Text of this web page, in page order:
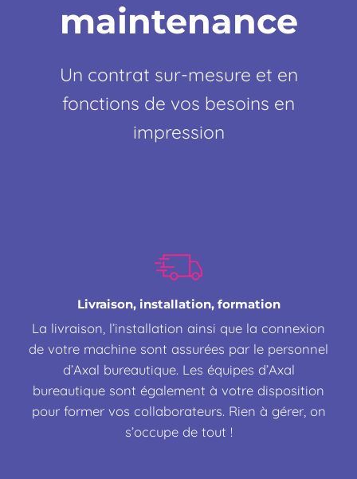
maintenance
Un contrat sur-mesure et en
fonctions de vos besoins en
impression
Livraison, installation, formation
La livraison, l’installation ainsi que la connexion
de votre machine sont assurées par le personnel
d’Axal bureautique. Les équipes d’Axal
bureautique sont également à votre disposition
pour former vos collaborateurs. Rien à gérer, on
s’occupe de tout !